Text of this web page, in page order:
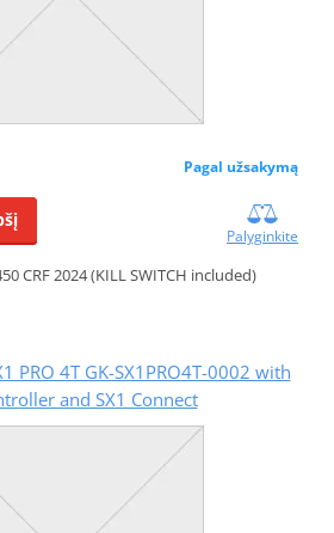
Pagal užsakymą
Palyginkite
CRF 2024 (KILL SWITCH included)
PRO 4T GK-SX1PRO4T-0002 with
and SX1 Connect